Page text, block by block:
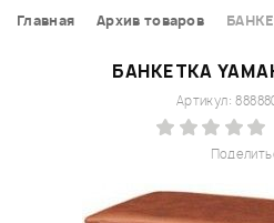
Главная Архив товаров
БАНКЕТКА
Артикул: